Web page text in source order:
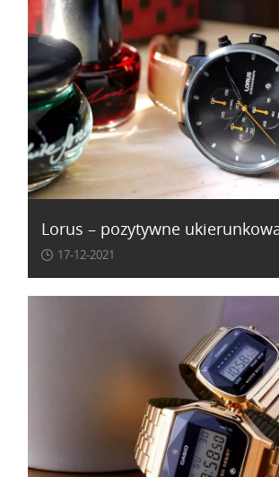
Lorus – pozytywne
17-12-2021